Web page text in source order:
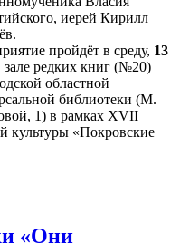
иерей Кирилл
пройдёт в среду, 13
зале редких книг (№20)
областной
библиотеки (М.
1) в рамках XVII
культуры «Покровские
«Они